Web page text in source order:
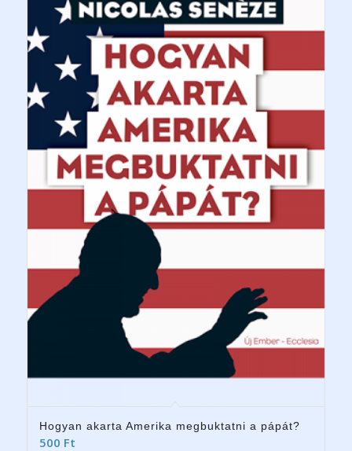
Hogyan akarta Amerika megbuktatni a pápát?
500 Ft